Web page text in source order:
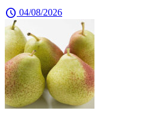
schedule 04/08/2026